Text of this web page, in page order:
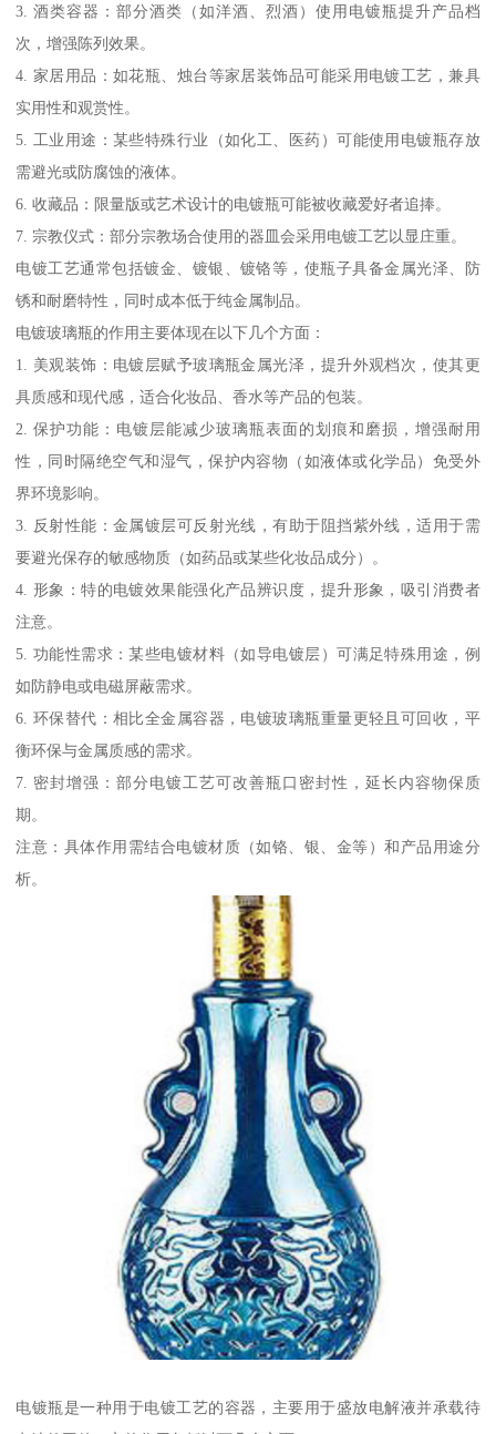
3. 酒类容器：部分酒类（如洋酒、烈酒）使用电镀瓶提升产品档
次，增强陈列效果。
4. 家居用品：如花瓶、烛台等家居装饰品可能采用电镀工艺，兼具
实用性和观赏性。
5. 工业用途：某些特殊行业（如化工、医药）可能使用电镀瓶存放
需避光或防腐蚀的液体。
6. 收藏品：限量版或艺术设计的电镀瓶可能被收藏爱好者追捧。
7. 宗教仪式：部分宗教场合使用的器皿会采用电镀工艺以显庄重。
电镀工艺通常包括镀金、镀银、镀铬等，使瓶子具备金属光泽、防
锈和耐磨特性，同时成本低于纯金属制品。
电镀玻璃瓶的作用主要体现在以下几个方面：
1. 美观装饰：电镀层赋予玻璃瓶金属光泽，提升外观档次，使其更
具质感和现代感，适合化妆品、香水等产品的包装。
2. 保护功能：电镀层能减少玻璃瓶表面的划痕和磨损，增强耐用
性，同时隔绝空气和湿气，保护内容物（如液体或化学品）免受外
界环境影响。
3. 反射性能：金属镀层可反射光线，有助于阻挡紫外线，适用于需
要避光保存的敏感物质（如药品或某些化妆品成分）。
4. 形象：特的电镀效果能强化产品辨识度，提升形象，吸引消费者
注意。
5. 功能性需求：某些电镀材料（如导电镀层）可满足特殊用途，例
如防静电或电磁屏蔽需求。
6. 环保替代：相比全金属容器，电镀玻璃瓶重量更轻且可回收，平
衡环保与金属质感的需求。
7. 密封增强：部分电镀工艺可改善瓶口密封性，延长内容物保质
期。
注意：具体作用需结合电镀材质（如铬、银、金等）和产品用途分
析。
电镀瓶是一种用于电镀工艺的容器，主要用于盛放电解液并承载待